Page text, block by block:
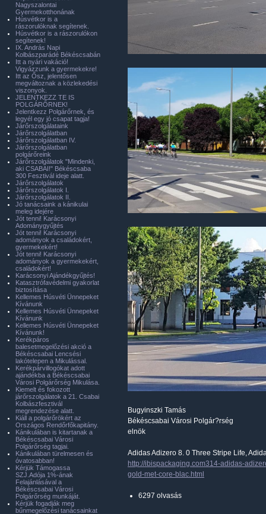
Bugyinszki Tamás
Békéscsabai Városi Polgár?rség
elnök
Adidas Adizero 8. 0 Three Stripe Life,
http://ibispackaging.com314-adidas-
gold-met-core-blac.html
6297 olvasás
Nagyszalontai
Gyermekotthonának
Húsvétkor is a
rászorulóknak segítenek.
Húsvétkor is a rászorulókon
segítenek!
IX. András Napi
Kolbászparádé Békéscsabán
Itt a nyári vakáció!
Vigyázzunk a gyermekekre!
Itt az Ősz, jelentősen
megváltoznak a közlekedési
viszonyok.
JELENTKEZZ TE IS
POLGÁRŐRNEK!
Jelentkezz Polgárőrnek, és
legyél egy jó csapat tagja!
Járőrszolgálataink
Járőrszolgálatban
Járőrszolgálatban IV.
Járőrszolgálatban
polgárőreink
Járőrszolgálatok "Mindenki,
aki CSABAI!" Békéscsaba
300 Fesztivál ideje alatt.
Járőrszolgálatok
Járőrszolgálatok I.
Járőrszolgálatok II.
Jó tanácsaink a kánikulai
meleg idejére
Jót tenni! Karácsonyi
Adománygyűjtés
Jót tenni! Karácsonyi
adományok a családokért,
gyermekekért!
Jót tenni! Karácsonyi
adományok a gyermekekért,
családokért!
Karácsonyi Ajándékgyűjtés!
Katasztrófavédelmi gyakorlat
biztosítása
Kellemes Húsvéti Ünnepeket
Kívánunk
Kellemes Húsvéti Ünnepeket
Kívánunk
Kellemes Húsvéti Ünnepeket
Kívánunk!
Kerékpáros
balesetmegelőzési akció a
Békéscsabai Lencsési
lakótelepen a Mikulással.
Kerékpárvillogókat adott
ajándékba a Békéscsabai
Városi Polgárőrség Mikulása.
Kiemelt és fokozott
járőrszolgálatok a 21. Csabai
Kolbászfesztivál
megrendezése alatt.
Kiáll a polgárőrökért az
Országos Rendőrfőkapitány.
Kánikulában is kitartanak a
Békéscsabai Városi
Polgárőrség tagjai.
Kánikulában türelmesen és
óvatosabban!
Kérjük Támogassa
SZJ.Adója 1%-ának
Felajánlásával a
Békéscsabai Városi
Polgárőrség munkáját.
Kérjük fogadják meg
bűnmegelőzési tanácsainkat